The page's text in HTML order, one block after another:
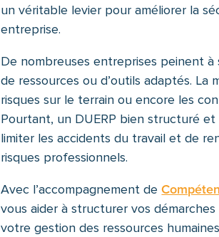
un véritable levier pour améliorer la
entreprise.
De nombreuses entreprises peinent à
de ressources ou d’outils adaptés. La
risques sur le terrain ou encore les
Pourtant, un DUERP bien structuré et
limiter les accidents du travail et de
risques professionnels.
Avec l’accompagnement de
vous aider à structurer vos
votre gestion des ressources